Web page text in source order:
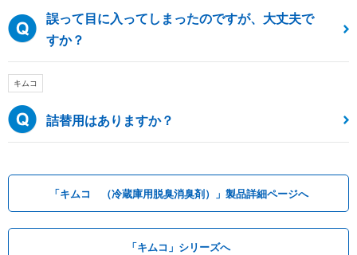
誤って目に入ってしまったのですが、大丈夫で
すか？
キムコ
詰替用はありますか？
「キムコ （冷蔵庫用脱臭消臭剤）」製品詳細ページへ
「キムコ」シリーズへ